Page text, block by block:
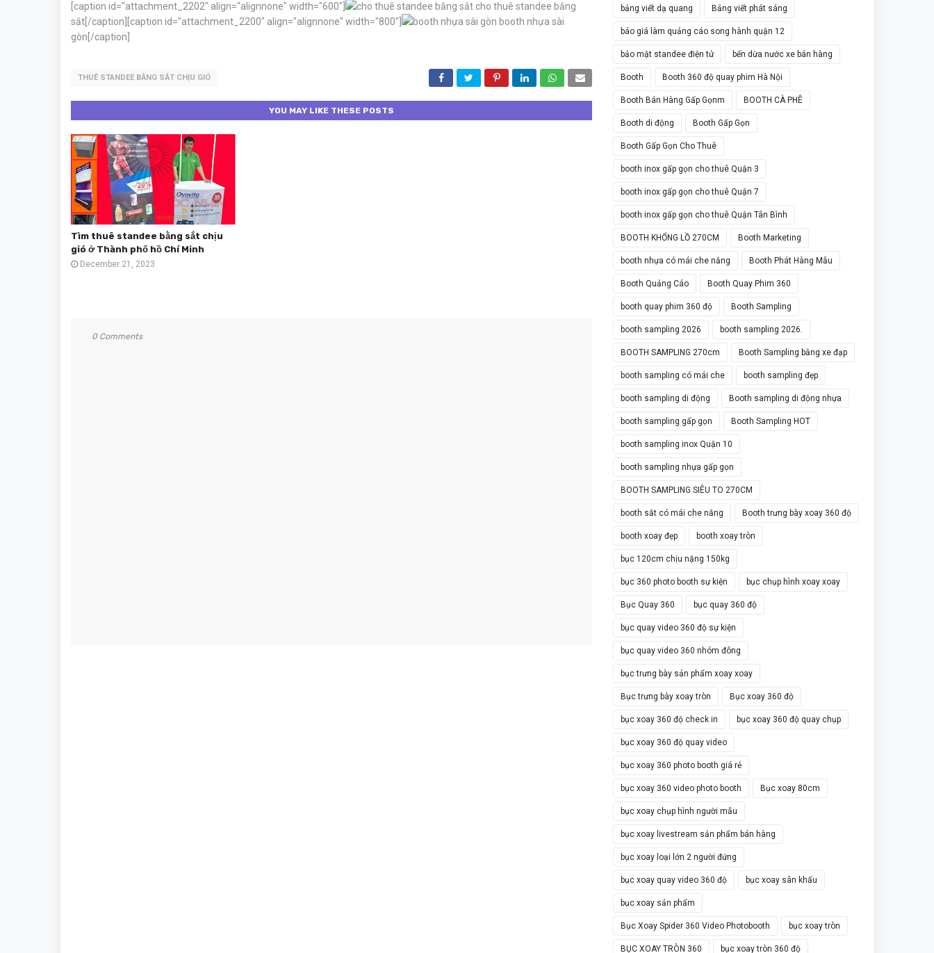
[caption id="attachment_2202" align="alignnone" width="600"]
cho thuê standee bằng
sắt[/caption][caption id="attachment_2200" align="alignnone" width="800"]
booth nhựa sài
gòn[/caption]
THUÊ STANDEE BẰNG SẮT CHỊU GIÓ
YOU MAY LIKE THESE POSTS
Tìm thuê standee bằng sắt chịu
gió ở Thành phố hồ Chí Minh
December 21, 2023
0 Comments
bảng viết dạ quang Bảng viết phát sáng
báo giá làm quảng cáo song hành quận 12
bảo mật standee điện tử bến dừa nước xe bán hàng
Booth Booth 360 độ quay phim Hà Nội
Booth Bán Hàng Gấp Gọnm BOOTH CÀ PHÊ
Booth di động Booth Gấp Gọn
Booth Gấp Gọn Cho Thuê
booth inox gấp gọn cho thuê Quận 3
booth inox gấp gọn cho thuê Quận 7
booth inox gấp gọn cho thuê Quận Tân Bình
BOOTH KHỔNG LỒ 270CM Booth Marketing
booth nhựa có mái che nắng Booth Phát Hàng Mẫu
Booth Quảng Cáo Booth Quay Phim 360
booth quay phim 360 độ Booth Sampling
booth sampling 2026 booth sampling 2026.
BOOTH SAMPLING 270cm Booth Sampling bằng xe đạp
booth sampling có mái che booth sampling đẹp
booth sampling di động Booth sampling di động nhựa
booth sampling gấp gọn Booth Sampling HOT
booth sampling inox Quận 10
booth sampling nhựa gấp gọn
BOOTH SAMPLING SIÊU TO 270CM
booth sắt có mái che nắng Booth trưng bày xoay 360 độ
booth xoay đẹp booth xoay tròn
bục 120cm chịu nặng 150kg
bục 360 photo booth sự kiện bục chụp hình xoay xoay
Bục Quay 360 bục quay 360 độ
bục quay video 360 độ sự kiện
bục quay video 360 nhóm đông
bục trưng bày sản phẩm xoay xoay
Bục trưng bày xoay tròn Bục xoay 360 độ
bục xoay 360 độ check in bục xoay 360 độ quay chụp
bục xoay 360 độ quay video
bục xoay 360 photo booth giá rẻ
bục xoay 360 video photo booth Bục xoay 80cm
bục xoay chụp hình người mẫu
bục xoay livestream sản phẩm bán hàng
bục xoay loại lớn 2 người đứng
bục xoay quay video 360 độ bục xoay sân khấu
bục xoay sản phẩm
Bục Xoay Spider 360 Video Photobooth bục xoay tròn
BỤC XOAY TRÒN 360 bục xoay tròn 360 độ